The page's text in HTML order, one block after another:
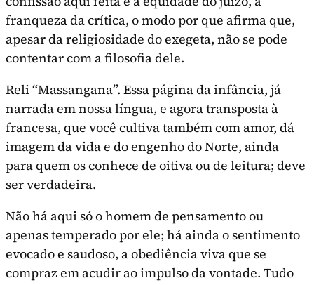
franqueza da crítica, o modo por que afirma que,
apesar da religiosidade do exegeta, não se pode
contentar com a filosofia dele.
Reli “Massangana”. Essa página da infância, já
narrada em nossa língua, e agora transposta à
francesa, que você cultiva também com amor, dá
imagem da vida e do engenho do Norte, ainda
para quem os conhece de oitiva ou de leitura; deve
ser verdadeira.
Não há aqui só o homem de pensamento ou
apenas tempera­do por ele; há ainda o sentimento
evocado e saudoso, a obediência viva que se
compraz em acudir ao impulso da vontade. Tudo